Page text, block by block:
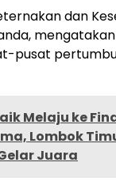
dan
pusat
Melaju ke
Lombok
Juara